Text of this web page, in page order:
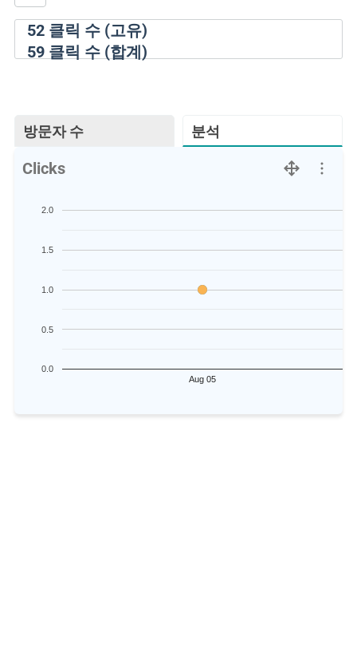
52클릭 수 (고유)
59클릭 수 (합계)
방문자 수 분석
Clicks
Aug 05
0.0
0.5
1.0
1.5
2.0